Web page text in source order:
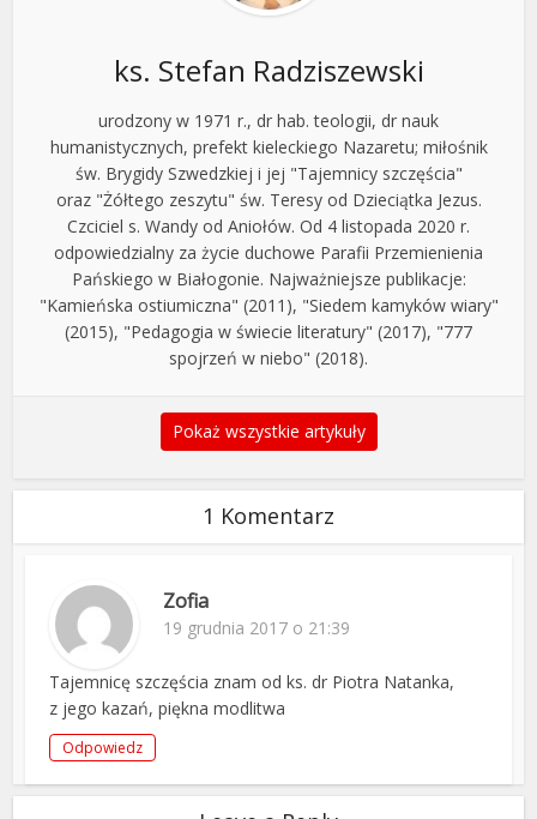
ks. Stefan Radziszewski
urodzony w 1971 r., dr hab. teologii, dr nauk
humanistycznych, prefekt kieleckiego Nazaretu; miłośnik
św. Brygidy Szwedzkiej i jej "Tajemnicy szczęścia"
oraz "Żółtego zeszytu" św. Teresy od Dzieciątka Jezus.
Czciciel s. Wandy od Aniołów. Od 4 listopada 2020 r.
odpowiedzialny za życie duchowe Parafii Przemienienia
Pańskiego w Białogonie. Najważniejsze publikacje:
"Kamieńska ostiumiczna" (2011), "Siedem kamyków wiary"
(2015), "Pedagogia w świecie literatury" (2017), "777
spojrzeń w niebo" (2018).
Pokaż wszystkie artykuły
1 Komentarz
Zofia
19 grudnia 2017 o 21:39
Tajemnicę szczęścia znam od ks. dr Piotra Natanka,
z jego kazań, piękna modlitwa
Odpowiedz